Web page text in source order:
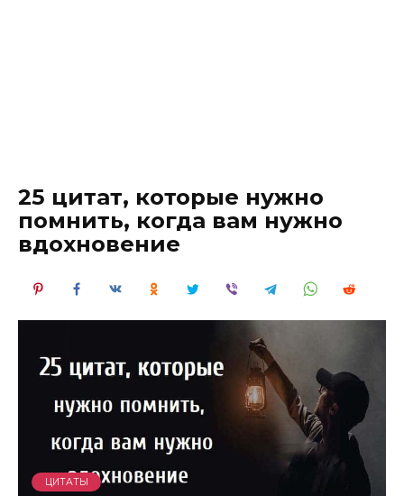
25 цитат, которые нужно
помнить, когда вам нужно
вдохновение
ЦИТАТЫ